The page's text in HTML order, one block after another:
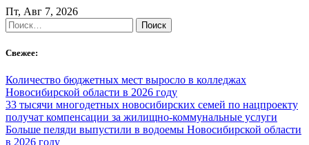
Skip
to
content
Пт, Авг 7, 2026
Найти:
Свежее:
Количество бюджетных мест выросло в колледжах
Новосибирской области в 2026 году
33 тысячи многодетных новосибирских семей по нацпроекту
получат компенсации за жилищно-коммунальные услуги
Больше пеляди выпустили в водоемы Новосибирской области
в 2026 году